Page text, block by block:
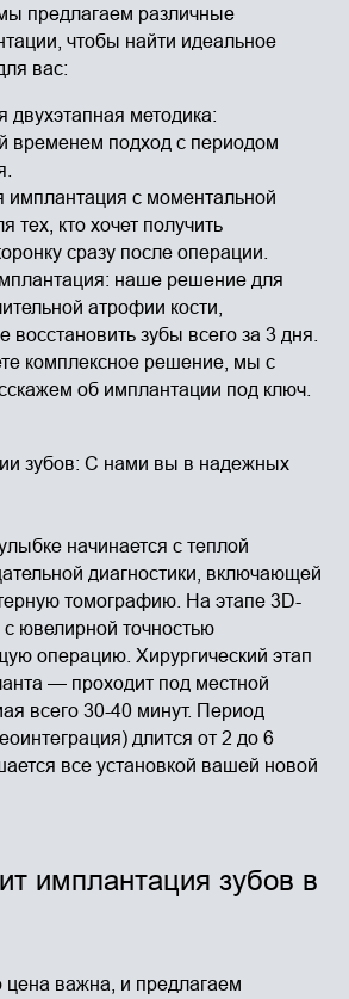
предлагаем различные
чтобы найти идеальное
вас:
двухэтапная методика:
временем подход с периодом
имплантация с моментальной
тех, кто хочет получить
сразу после операции.
наше решение для
атрофии кости,
зубы всего за 3 дня.
комплексное решение, мы с
об имплантации под ключ.
зубов: С нами вы в надежных
начинается с теплой
диагностики, включающей
томографию. На этапе 3D-
ювелирной точностью
операцию. Хирургический этап
— проходит под местной
всего 30-40 минут. Период
длится от 2 до 6
все установкой вашей новой
имплантация зубов в
важна, и предлагаем